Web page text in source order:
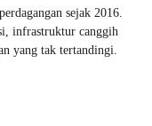
sejak 2016.
infrastruktur canggih
yang tak tertandingi.